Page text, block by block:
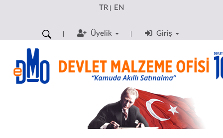
TR| EN
Üyelik Giriş